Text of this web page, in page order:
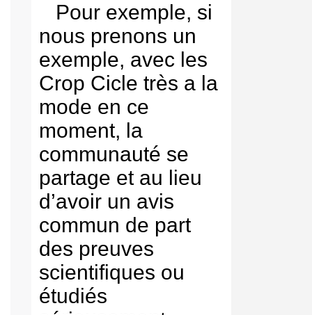
Pour exemple, si
nous prenons un
exemple, avec les
Crop Cicle très a la
mode en ce
moment, la
communauté se
partage et au lieu
d’avoir un avis
commun de part
des preuves
scientifiques ou
étudiés